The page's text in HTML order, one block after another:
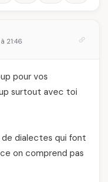
21:46
pour vos
surtout avec toi
dialectes qui font
on comprend pas